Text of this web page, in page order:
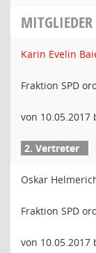
MITGLIEDER
Karin Evelin
Fraktion SPD
von 10.05.2017
Oskar
Fraktion SPD
von 10.05.2017